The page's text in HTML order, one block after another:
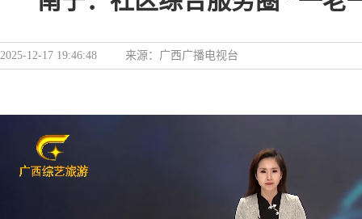
2025-12-17 19:46:48 来源： 广西广播电视台